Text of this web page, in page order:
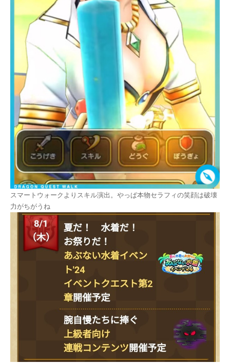
スマートウォークよりスキル演出。やっぱ本物セラフィの笑顔は破壊
力がちがうね